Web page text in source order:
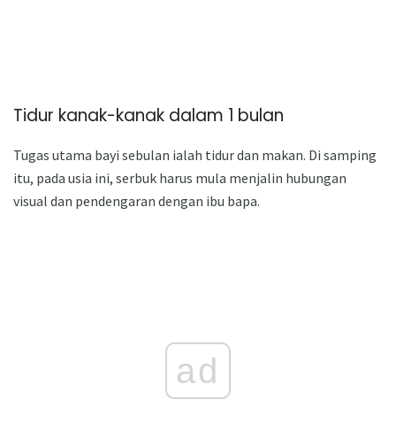
Tidur kanak-kanak dalam 1 bulan
Tugas utama bayi sebulan ialah tidur dan makan. Di samping
itu, pada usia ini, serbuk harus mula menjalin hubungan
visual dan pendengaran dengan ibu bapa.
ad